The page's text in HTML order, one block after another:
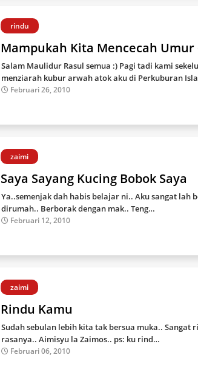
rindu
Mampukah Kita Mencecah Umur
Salam Maulidur Rasul semua :) Pagi tadi kami
menziarah kubur arwah atok aku di Perkuburan
Februari 26, 2010
zaimi
Saya Sayang Kucing Bobok Saya
Ya..semenjak dah habis belajar ni.. Aku sangat lah
dirumah.. Berborak dengan mak.. Teng…
Februari 12, 2010
zaimi
Rindu Kamu
Sudah sebulan lebih kita tak bersua muka.. Sangat
rasanya.. Aimisyu la Zaimos.. ps: ku rind…
Februari 06, 2010